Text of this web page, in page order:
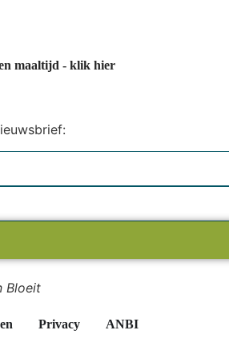
maaltijd - klik hier
Bloeit
Privacy ANBI